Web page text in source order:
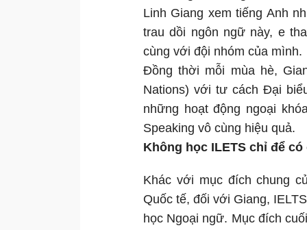
Linh Giang xem tiếng Anh
trau dồi ngôn ngữ này, e
cùng với đội nhóm của mình.
Đồng thời mỗi mùa hè,
Nations) với tư cách Đại
những hoạt động ngoại
Speaking vô cùng hiệu quả.
Không học ILETS chỉ để
Khác với mục đích chung
Quốc tế, đối với Giang,
học Ngoại ngữ. Mục đích